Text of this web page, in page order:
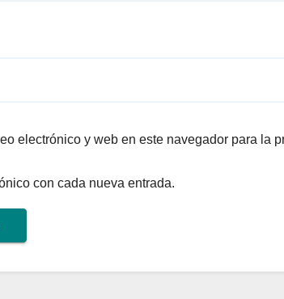
electrónico y web en este navegador para la
con cada nueva entrada.